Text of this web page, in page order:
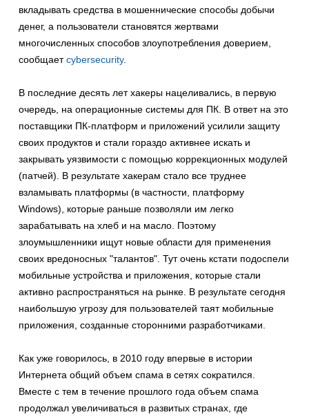
вкладывать средства в мошеннические способы добычи
денег, а пользователи становятся жертвами
многочисленных способов злоупотребления доверием,
сообщаетcybersecurity.
В последние десять лет хакеры нацеливались, в первую
очередь, на операционные системы для ПК. В ответ на это
поставщики ПК-платформ и приложений усилили защиту
своих продуктов и стали гораздо активнее искать и
закрывать уязвимости с помощью коррекционных модулей
(патчей). В результате хакерам стало все труднее
взламывать платформы (в частности, платформу
Windows), которые раньше позволяли им легко
зарабатывать на хлеб и на масло. Поэтому
злоумышленники ищут новые области для применения
своих вредоносных "талантов". Тут очень кстати подоспели
мобильные устройства и приложения, которые стали
активно распространяться на рынке. В результате сегодня
наибольшую угрозу для пользователей таят мобильные
приложения, созданные сторонними разработчиками.
Как уже говорилось, в 2010 году впервые в истории
Интернета общий объем спама в сетях сократился.
Вместе с тем в течение прошлого года объем спама
продолжал увеличиваться в развитых странах, где